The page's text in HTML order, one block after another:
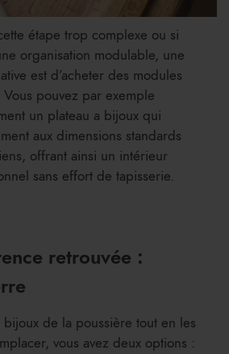
étape trop complexe ou si
organisation modulable, une
est d’acheter des modules
pouvez par exemple
un plateau a bijoux qui
aux dimensions standards
offrant ainsi un intérieur
sans effort de tapisserie.
retrouvée :
de la poussière tout en les
vous avez deux options :